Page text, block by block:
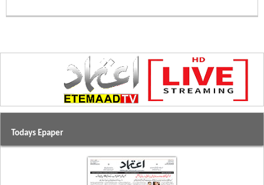
Todays Epaper